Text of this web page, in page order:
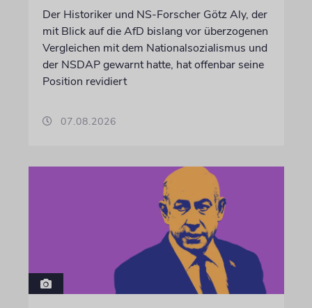
Der Historiker und NS-Forscher Götz Aly, der
mit Blick auf die AfD bislang vor überzogenen
Vergleichen mit dem Nationalsozialismus und
der NSDAP gewarnt hatte, hat offenbar seine
Position revidiert
07.08.2026